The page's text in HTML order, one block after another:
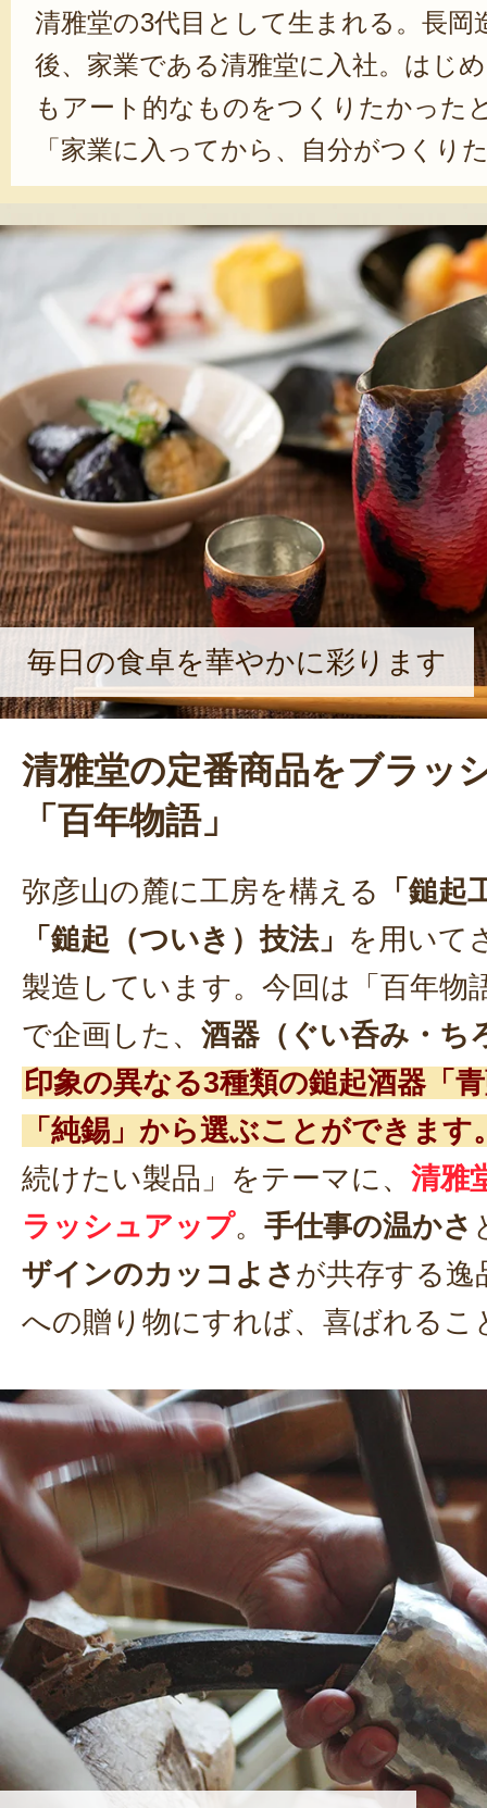
清雅堂の3代目として生まれる。長岡
後、家業である清雅堂に入社。はじ
もアート的なものをつくりたかった
「家業に入ってから、自分がつくり
お客さんが日々の生活の中で使うも
ました」と心境の変化を語ってくれ
は、湯沸かしの最高峰と言われる「
習得。一枚の板から注ぎ口や取っ手
で打ち出す、とても高度な技術だ。
ながら、お客さんに喜んでもらえる
きたいですね」と、亮太さん。「鎚
熱を持ってものづくりを行う。
毎日の食卓を華やかに彩ります
清雅堂の定番商品をブラッ
「百年物語」
弥彦山の麓に工房を構える
「鎚起
「鎚起（ついき）技法」 を用いて
製造しています。今回は「百年物
で企画した、 酒器（ぐい呑み・ち
印象の異なる3種類の鎚起酒器「
「純錫」から選ぶことができます
続けたい製品」をテーマに、 清雅
ラッシュアップ。 手仕事の温かさ
ザインのカッコよさ が共存する逸
への贈り物にすれば、喜ばれるこ